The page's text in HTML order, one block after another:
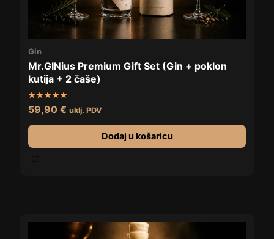
Gin
Mr.GINius Premium Gift Set (Gin + poklon
kutija + 2 čaše)
Ocijenjeno
5.00
59,90 € uklj. PDV
Dodaj u košaricu